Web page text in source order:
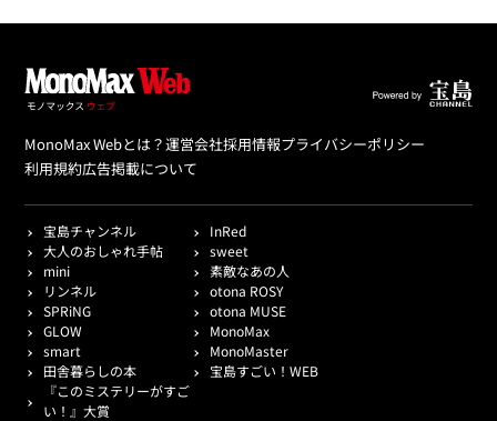
MonoMax Webとは？運営会社採用情報プライバシーポリシー
利用規約広告掲載について
宝島チャンネル
InRed
大人のおしゃれ手帖
sweet
mini
素敵なあの人
リンネル
otona ROSY
SPRiNG
otona MUSE
GLOW
MonoMax
smart
MonoMaster
田舎暮らしの本
宝島すごい！WEB
『このミステリーがすご
い！』大賞